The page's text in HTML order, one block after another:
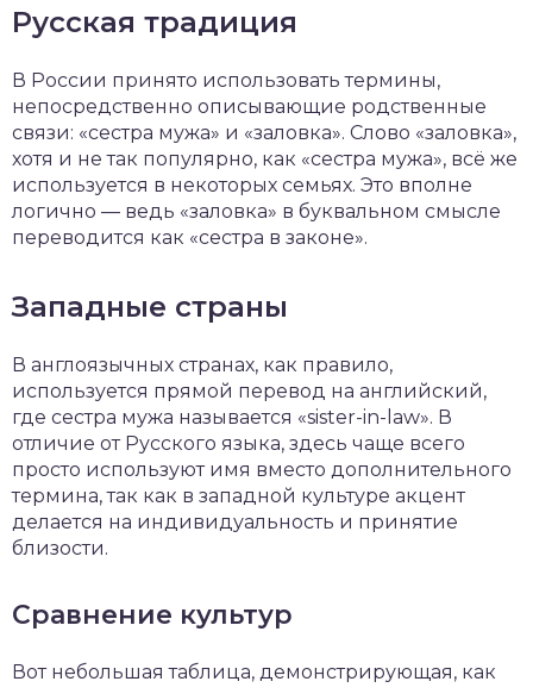
Русская традиция
В России принято использовать термины,
непосредственно описывающие родственные
связи: «сестра мужа» и «заловка». Слово «заловка»,
хотя и не так популярно, как «сестра мужа», всё же
используется в некоторых семьях. Это вполне
логично — ведь «заловка» в буквальном смысле
переводится как «сестра в законе».
Западные страны
В англоязычных странах, как правило,
используется прямой перевод на английский,
где сестра мужа называется «sister-in-law». В
отличие от Русского языка, здесь чаще всего
просто используют имя вместо дополнительного
термина, так как в западной культуре акцент
делается на индивидуальность и принятие
близости.
Сравнение культур
Вот небольшая таблица, демонстрирующая, как